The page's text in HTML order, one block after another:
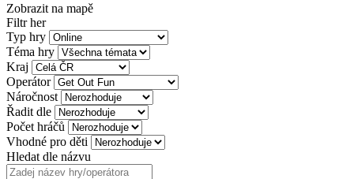
Zobrazit na mapě
Filtr her
Typ hry
Téma hry
Kraj
Operátor
Náročnost
Řadit dle
Počet hráčů
Vhodné pro děti
Hledat dle názvu